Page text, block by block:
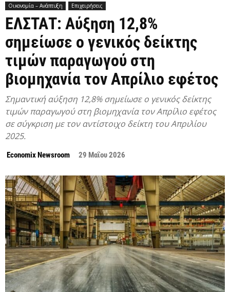
Οικονομία – Ανάπτυξη Επιχειρήσεις
ΕΛΣΤΑΤ: Αύξηση 12,8%
σημείωσε ο γενικός δείκτης
τιμών παραγωγού στη
βιομηχανία τον Απρίλιο εφέτος
Σημαντική αύξηση 12,8% σημείωσε ο γενικός δείκτης
τιμών παραγωγού στη βιομηχανία τον Απρίλιο εφέτος
σε σύγκριση με τον αντίστοιχο δείκτη του Απριλίου
2025.
Economix Newsroom 29 Μαΐου 2026